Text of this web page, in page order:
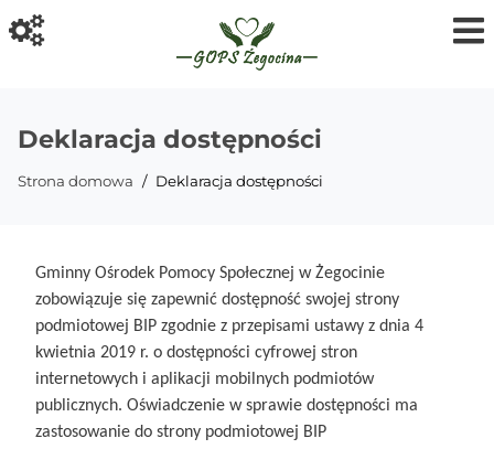
Deklaracja dostępności
Strona domowa Deklaracja dostępności
Gminny Ośrodek Pomocy Społecznej w Żegocinie
zobowiązuje się zapewnić dostępność swojej strony
podmiotowej BIP zgodnie z przepisami ustawy z dnia 4
kwietnia 2019 r. o dostępności cyfrowej stron
internetowych i aplikacji mobilnych podmiotów
publicznych. Oświadczenie w sprawie dostępności ma
zastosowanie do strony podmiotowej BIP